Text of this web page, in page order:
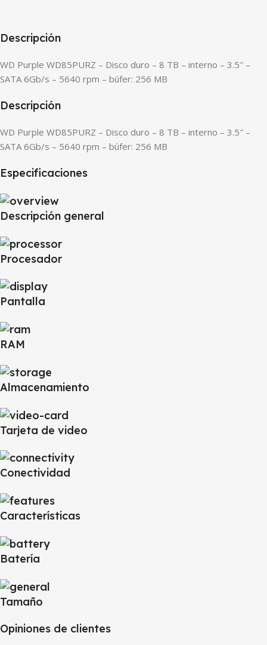
Descripción
WD Purple WD85PURZ – Disco duro – 8 TB – interno – 3.5″ –
SATA 6Gb/s – 5640 rpm – búfer: 256 MB
Descripción
WD Purple WD85PURZ – Disco duro – 8 TB – interno – 3.5″ –
SATA 6Gb/s – 5640 rpm – búfer: 256 MB
Especificaciones
Descripción general
Procesador
Pantalla
RAM
Almacenamiento
Tarjeta de video
Conectividad
Características
Batería
Tamaño
Opiniones de clientes